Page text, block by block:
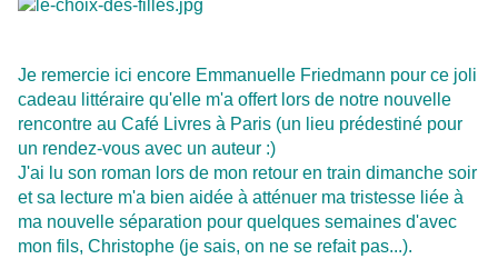
Je remercie ici encore Emmanuelle Friedmann pour ce joli
cadeau littéraire qu'elle m'a offert lors de notre nouvelle
rencontre au Café Livres à Paris (un lieu prédestiné pour
un rendez-vous avec un auteur :)
J'ai lu son roman lors de mon retour en train dimanche soir
et sa lecture m'a bien aidée à atténuer ma tristesse liée à
ma nouvelle séparation pour quelques semaines d'avec
mon fils, Christophe (je sais, on ne se refait pas...).